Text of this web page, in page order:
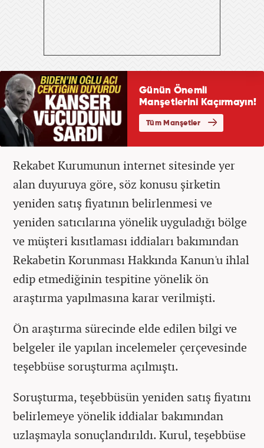
Rekabet Kurumunun internet sitesinde yer
alan duyuruya göre, söz konusu şirketin
yeniden satış fiyatının belirlenmesi ve
yeniden satıcılarına yönelik uyguladığı bölge
ve müşteri kısıtlaması iddiaları bakımından
Rekabetin Korunması Hakkında Kanun'u ihlal
edip etmediğinin tespitine yönelik ön
araştırma yapılmasına karar verilmişti.
Ön araştırma sürecinde elde edilen bilgi ve
belgeler ile yapılan incelemeler çerçevesinde
teşebbüse soruşturma açılmıştı.
Soruşturma, teşebbüsün yeniden satış fiyatını
belirlemeye yönelik iddialar bakımından
uzlaşmayla sonuçlandırıldı. Kurul, teşebbüse